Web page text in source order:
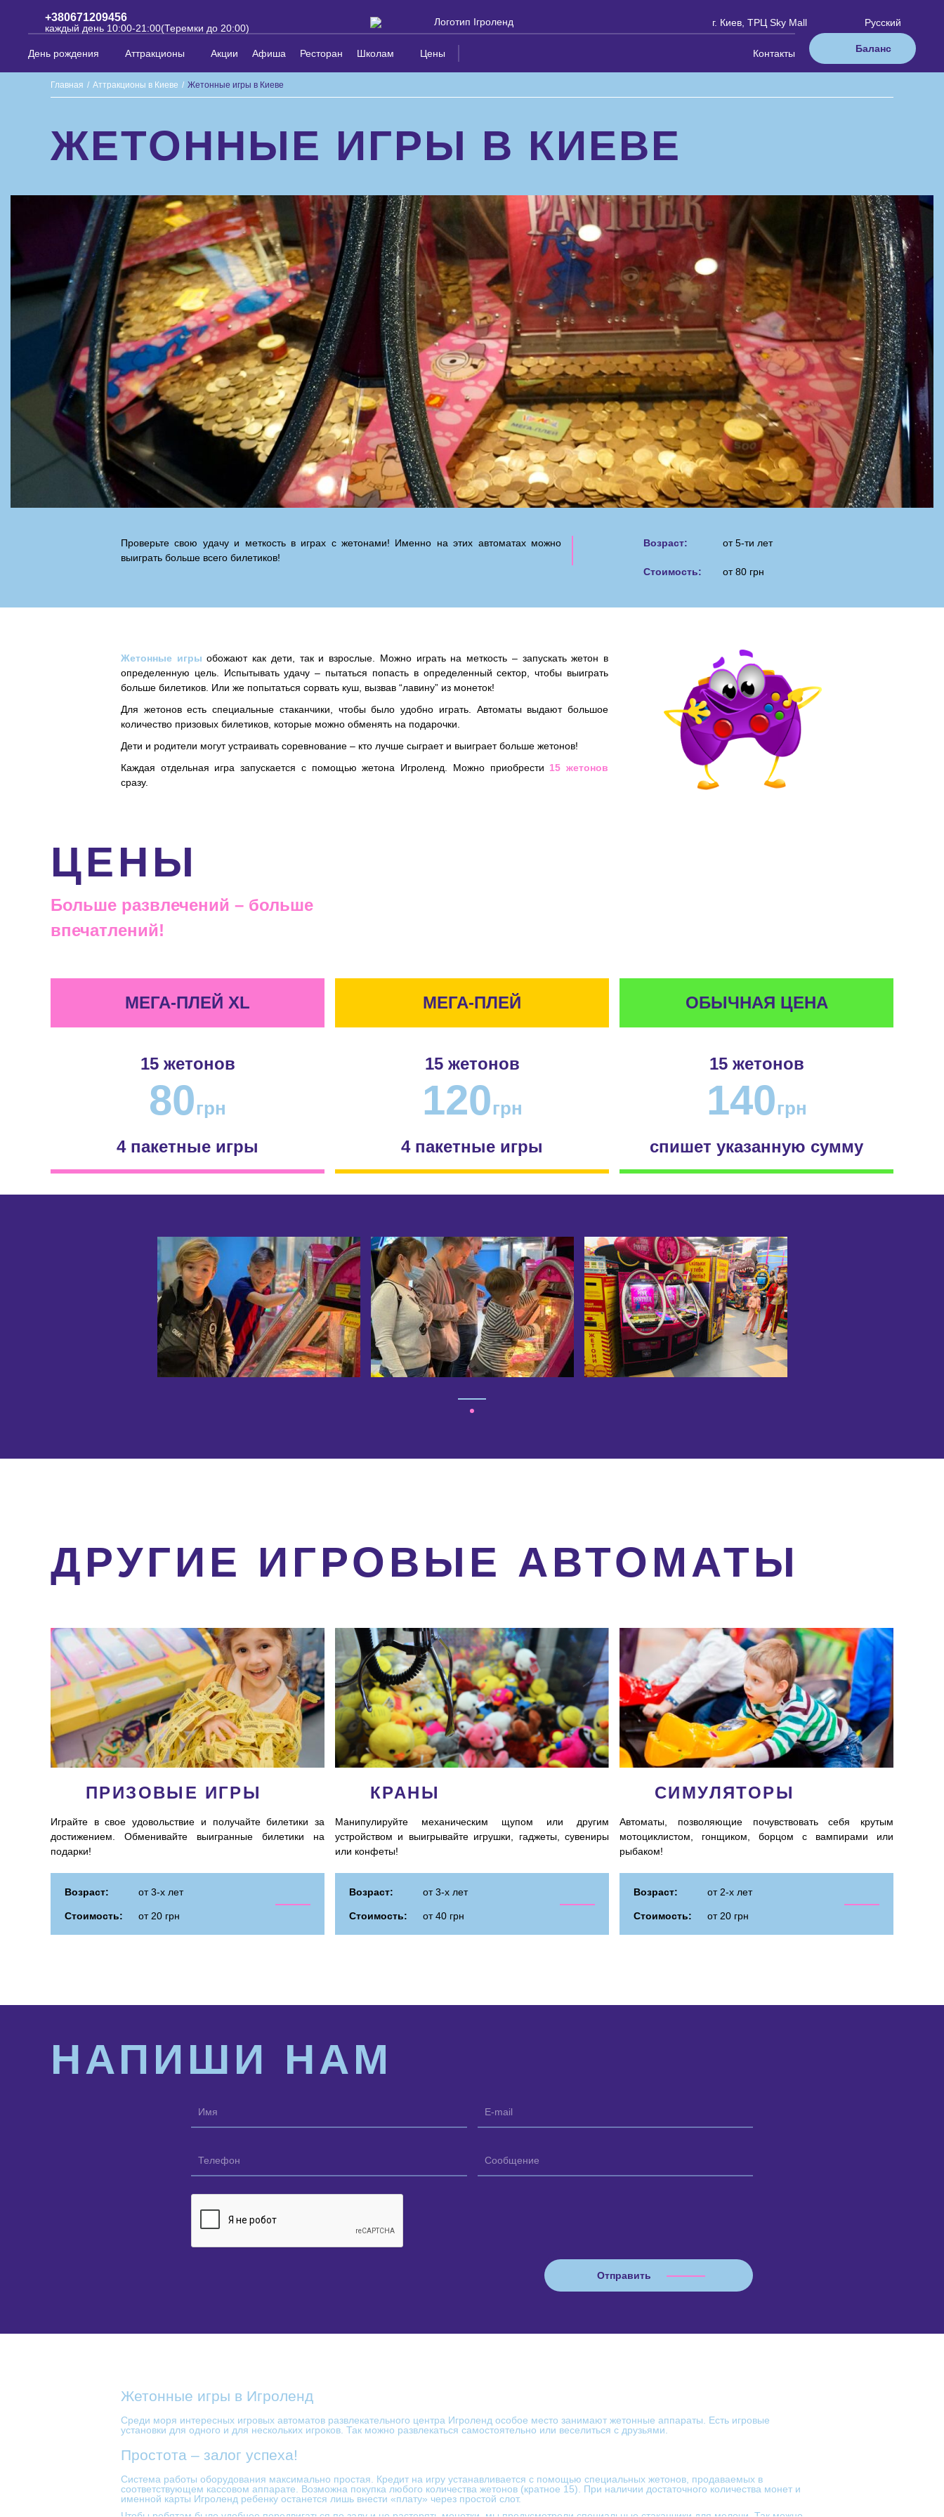
+380671209456
каждый день 10:00-21:00(Теремки до 20:00) г. Киев, ТРЦ Sky Mall Русский
День рождения Аттракционы Акции Афиша Ресторан Школам Цены Контакты Баланс
Главная / Аттракционы в Киеве / Жетонные игры в Киеве
ЖЕТОННЫЕ ИГРЫ В КИЕВЕ
Проверьте свою удачу и меткость в играх с жетонами! Именно на этих автоматах можно
выиграть больше всего билетиков!
Возраст: от5-ти лет
Стоимость: от 80 грн
Жетонные игры обожают как дети, так и взрослые. Можно играть на меткость –запускать жетон в
определенную цель. Испытывать удачу– пытаться попасть в определенный сектор, чтобы выиграть
больше билетиков. Или же попытаться сорвать куш, вызвав “лавину” из монеток!
Для жетонов есть специальные стаканчики, чтобы было удобно играть. Автоматы выдают большое
количество призовых билетиков, которые можно обменять на подарочки.
Дети и родители могут устраивать соревнование – кто лучше сыграет и выиграет больше жетонов!
Каждая отдельная игра запускается с помощью жетона Игроленд. Можно приобрести 15 жетонов
сразу.
ЦЕНЫ
Больше развлечений – больше
впечатлений!
МЕГА-ПЛЕЙ XL
15 жетонов
80грн
4 пакетные игры
МЕГА-ПЛЕЙ
15 жетонов
120грн
4 пакетные игры
ОБЫЧНАЯ ЦЕНА
15 жетонов
140грн
спишет указанную сумму
ДРУГИЕ ИГРОВЫЕ АВТОМАТЫ
ПРИЗОВЫЕ ИГРЫ
Играйте в свое удовольствие и получайте билетики за
достижением. Обменивайте выигранные билетики на
подарки!
Возраст: от 3-х лет
Стоимость: от 20 грн
КРАНЫ
Манипулируйте механическим щупом или другим
устройством и выигрывайте игрушки, гаджеты, сувениры
или конфеты!
Возраст: от 3-х лет
Стоимость: от 40 грн
СИМУЛЯТОРЫ
Автоматы, позволяющие почувствовать себя крутым
мотоциклистом, гонщиком, борцом с вампирами или
рыбаком!
Возраст: от 2-х лет
Стоимость: от 20 грн
НАПИШИ НАМ
Жетонные игры в Игроленд
Среди моря интересных игровых автоматов развлекательного центра Игроленд особое место занимают жетонные аппараты. Есть игровые
установки для одного и для нескольких игроков. Так можно развлекаться самостоятельно или веселиться с друзьями.
Простота – залог успеха!
Система работы оборудования максимально простая. Кредит на игру устанавливается с помощью специальных жетонов, продаваемых в
соответствующем кассовом аппарате. Возможна покупка любого количества жетонов (кратное 15). При наличии достаточного количества монет и
именной карты Игроленд ребенку останется лишь внести «плату» через простой слот.